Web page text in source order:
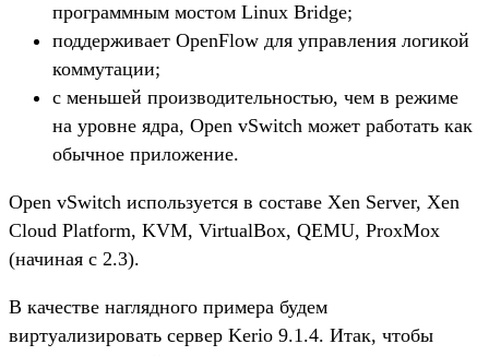
программным мостом Linux Bridge;
поддерживает OpenFlow для управления логикой
коммутации;
с меньшей производительностью, чем в режиме
на уровне ядра, Open vSwitch может работать как
обычное приложение.
Open vSwitch используется в составе Xen Server, Xen
Cloud Platform, KVM, VirtualBox, QEMU, ProxMox
(начиная с 2.3).
В качестве наглядного примера будем
виртуализировать сервер Kerio 9.1.4. Итак, чтобы